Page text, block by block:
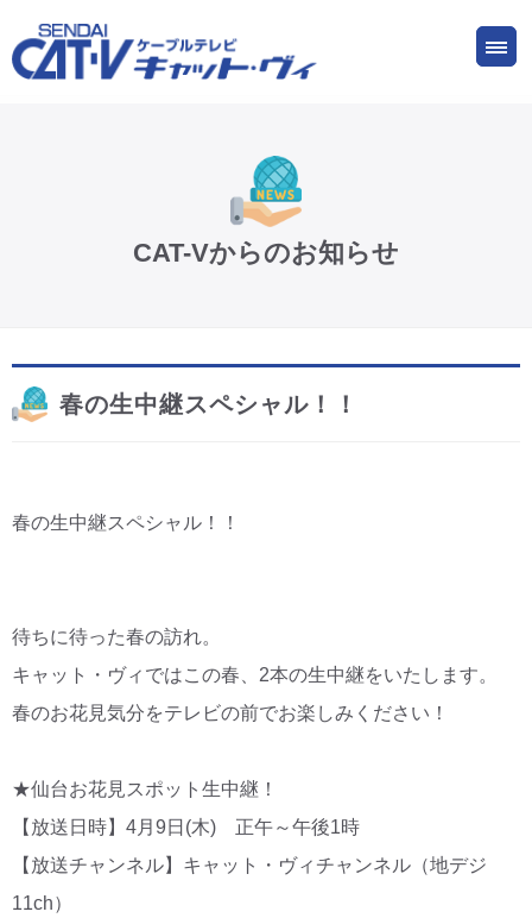
CAT-Vからのお知らせ
春の生中継スペシャル！！
春の生中継スペシャル！！
待ちに待った春の訪れ。
キャット・ヴィではこの春、2本の生中継をいたします。
春のお花見気分をテレビの前でお楽しみください！
★仙台お花見スポット生中継！
【放送日時】4月9日(木) 正午～午後1時
【放送チャンネル】キャット・ヴィチャンネル（地デジ
11ch）
仙台CATV キャット・ヴィってなに?
サービスエリア